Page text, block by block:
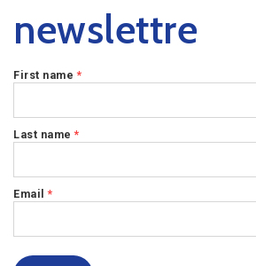
newslettre
First name *
Last name *
Email *